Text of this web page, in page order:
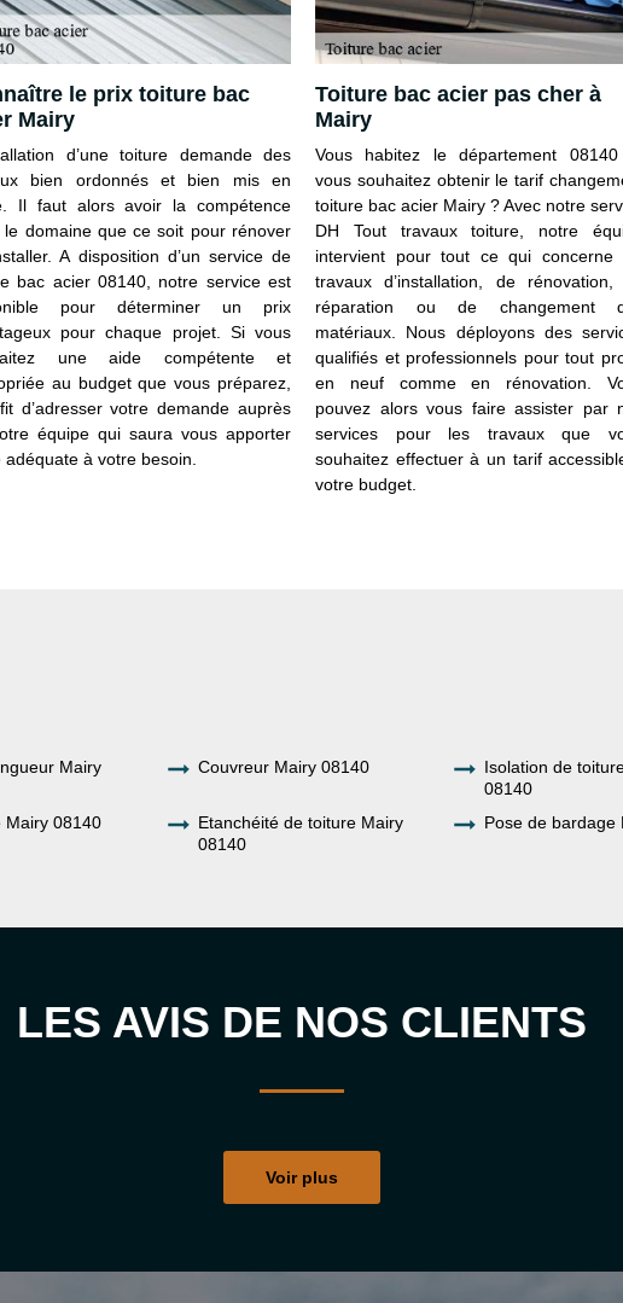
le prix toiture bac
Mairy
d’une toiture demande des
bien ordonnés et bien mis en
Il faut alors avoir la compétence
le domaine que ce soit pour rénover
A disposition d’un service de
bac acier 08140, notre service est
pour déterminer un prix
pour chaque projet. Si vous
une aide compétente et
au budget que vous préparez,
d’adresser votre demande auprès
équipe qui saura vous apporter
adéquate à votre besoin.
Toiture bac acier pas cher à
Mairy
Vous habitez le département
vous souhaitez obtenir le tarif
toiture bac acier Mairy ? Avec notre
DH Tout travaux toiture, notre
intervient pour tout ce qui concerne
travaux d’installation, de rénovation,
réparation ou de changement
matériaux. Nous déployons des
qualifiés et professionnels pour tout
en neuf comme en rénovation.
pouvez alors vous faire assister par
services pour les travaux que
souhaitez effectuer à un tarif
votre budget.
Mairy
Couvreur Mairy 08140
Isolation de
08140
Mairy 08140
Etanchéité de toiture Mairy
08140
Pose de bardage
LES AVIS DE NOS CLIENTS
Voir plus